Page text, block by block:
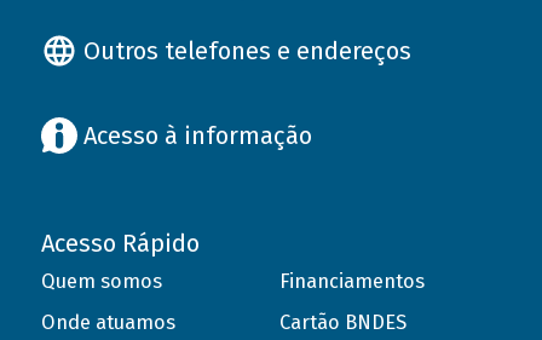
Outros telefones e endereços
Acesso à informação
Acesso Rápido
Quem somos
Onde atuamos
Financiamentos
Cartão BNDES